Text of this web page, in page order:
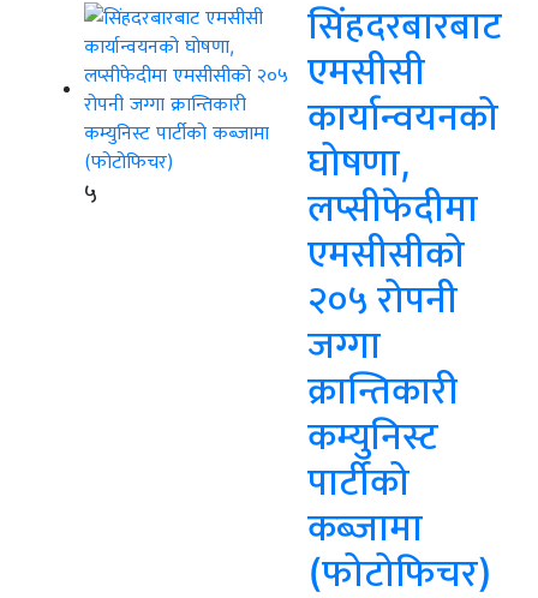
५
सिंहदरबारबाट
एमसीसी
कार्यान्वयनको
घोषणा,
लप्सीफेदीमा
एमसीसीको
२०५ रोपनी
जग्गा
क्रान्तिकारी
कम्युनिस्ट
पार्टीको
कब्जामा
(फोटोफिचर)